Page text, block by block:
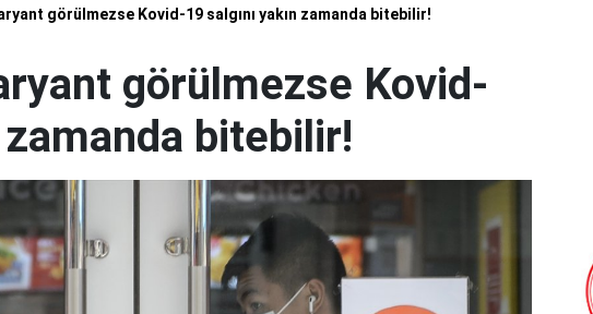
görülmezse Kovid-19 salgını yakın zamanda bitebilir!
görülmezse Kovid-
zamanda bitebilir!